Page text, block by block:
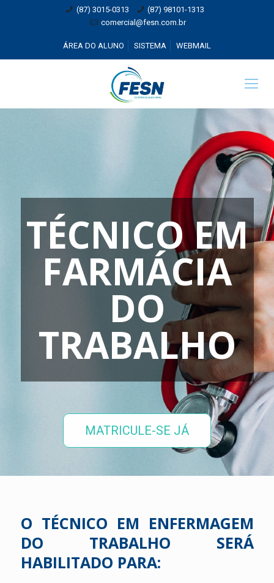
(87) 3015-0313
(87) 98101-1313
comercial@fesn.com.br
ÁREA DO ALUNO SISTEMA WEBMAIL
TÉCNICO EM
FARMÁCIA
DO
TRABALHO
MATRICULE-SE JÁ
O TÉCNICO EM ENFERMAGEM
DO TRABALHO SERÁ
HABILITADO PARA: